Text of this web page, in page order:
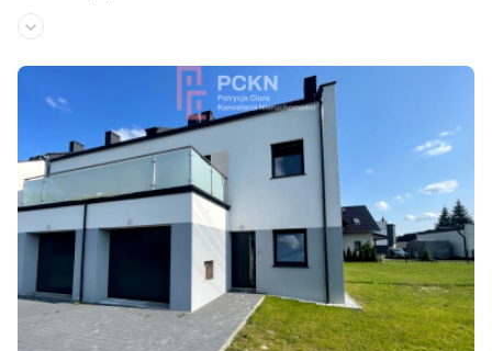
Powierzchnia działki:271 m²
Oferuję Państwu wyjątkowy dom w zabudowie szeregowej, zlokaliz
owany w prestiżowej dzielnicy Gosławice w Opolu. Nieruchomość ł
ączy w sobie nowoczesność, funkcjonalność.
Szczegóły ogłoszenia